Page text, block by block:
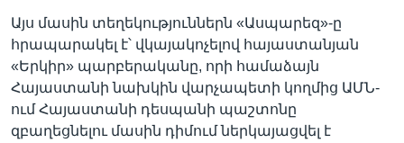
Այս մասին տեղեկություններն «Ասպարեզ»-ը
հրապարակել է՝ վկայակոչելով հայաստանյան
«Երկիր» պարբերականը, որի համաձայն
Հայաստանի նախկին վարչապետի կողմից ԱՄՆ-
ում Հայաստանի դեսպանի պաշտոնը
զբաղեցնելու մասին դիմում ներկայացվել է